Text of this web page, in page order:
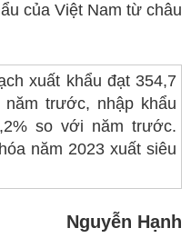
của Việt Nam từ châu
xuất khẩu đạt 354,7
trước, nhập khẩu
so với năm trước.
năm 2023 xuất siêu
Nguyễn Hạnh